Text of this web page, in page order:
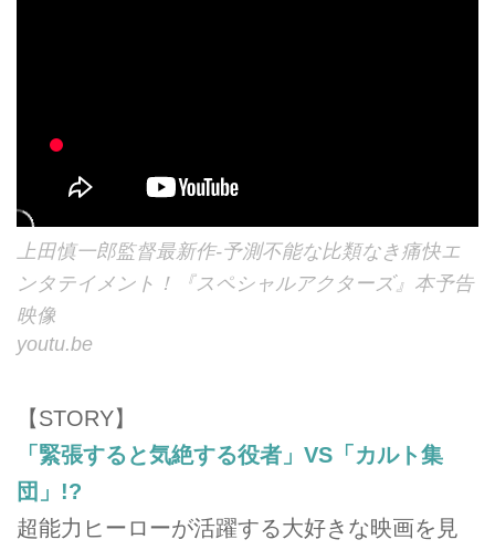
上田慎一郎監督最新作-予測不能な比類なき痛快エ
ンタテイメント！『スペシャルアクターズ』本予告
映像
youtu.be
【STORY】
「緊張すると気絶する役者」 VS 「カルト集
団」 !?
超能力ヒーローが活躍する大好きな映画を見